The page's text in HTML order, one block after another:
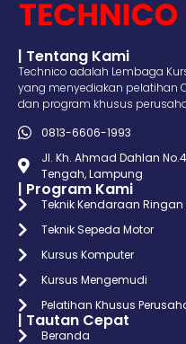
| Tentang Kami
Technico adalah Lembaga
yang menyediakan pelatihan
dan program khusus
0813-6606-1993
Jl. Kh. Ahmad Dahlan
Tengah, Lampung
| Program Kami
Teknik Kendaraan Ringan
Teknik Sepeda Motor
Kursus Komputer
Kursus Mengemudi
Pelatihan Khusus
| Tautan Cepat
Beranda